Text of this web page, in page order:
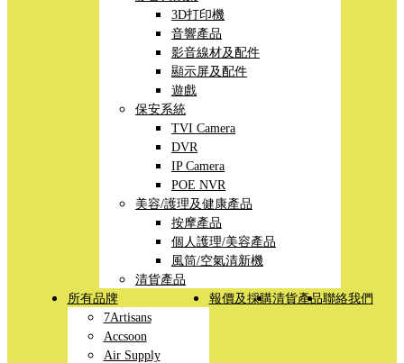
3D打印機
音響產品
影音線材及配件
顯示屏及配件
遊戲
保安系統
TVI Camera
DVR
IP Camera
POE NVR
美容/護理及健康產品
按摩產品
個人護理/美容產品
風筒/空氣清新機
清貨產品
所有品牌
7Artisans
Accsoon
Air Supply
報價及採購清貨產品聯絡我們